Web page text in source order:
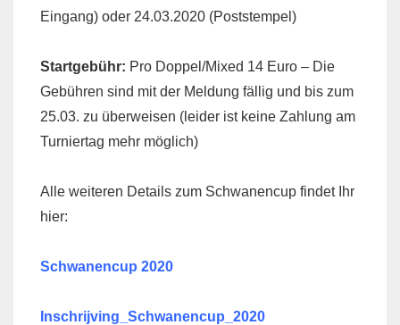
Eingang) oder 24.03.2020 (Poststempel)
Startgebühr: Pro Doppel/Mixed 14 Euro – Die
Gebühren sind mit der Meldung fällig und bis zum
25.03. zu überweisen (leider ist keine Zahlung am
Turniertag mehr möglich)
Alle weiteren Details zum Schwanencup findet Ihr
hier:
Schwanencup 2020
Inschrijving_Schwanencup_2020